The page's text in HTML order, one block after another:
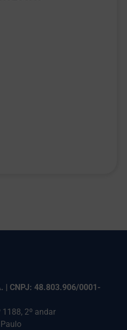
| CNPJ: 48.803.906/0001-
1188, 2º andar